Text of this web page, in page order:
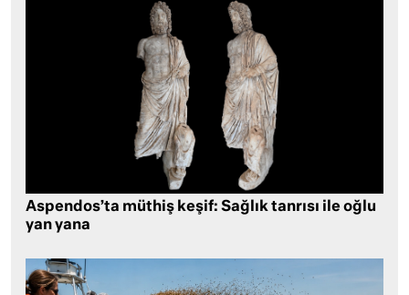
Aspendos’ta müthiş keşif: Sağlık tanrısı ile oğlu
yan yana